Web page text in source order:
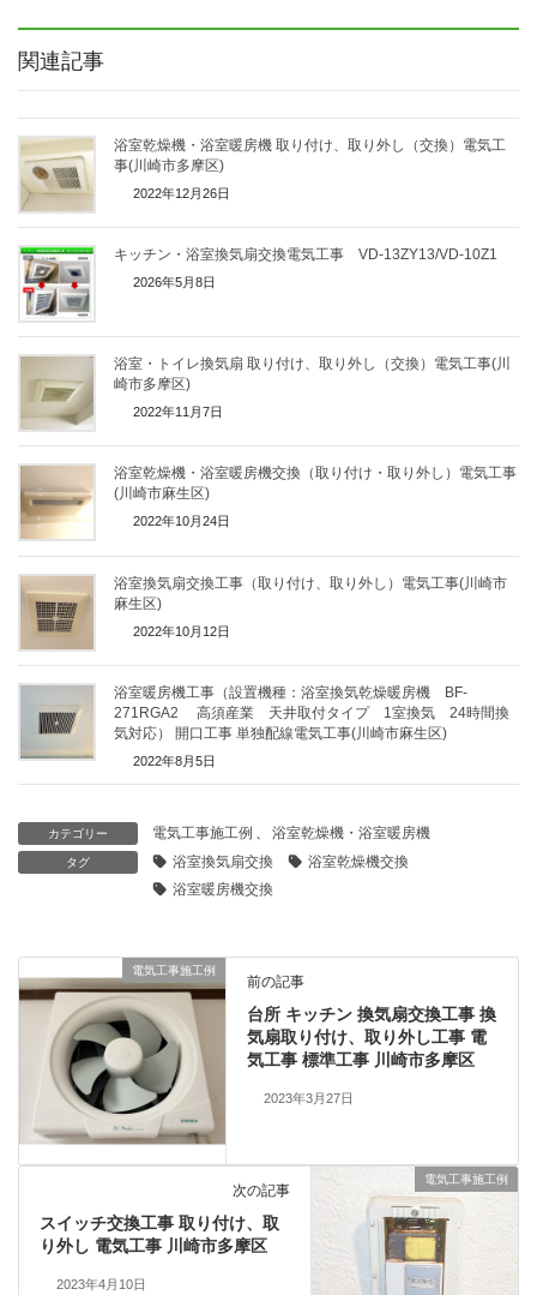
関連記事
浴室乾燥機・浴室暖房機 取り付け、取り外し（交換）電気工
事(川崎市多摩区)
2022年12月26日
キッチン・浴室換気扇交換電気工事 VD-13ZY13/VD-10Z1
2026年5月8日
浴室・トイレ換気扇 取り付け、取り外し（交換）電気工事(川
崎市多摩区)
2022年11月7日
浴室乾燥機・浴室暖房機交換（取り付け・取り外し）電気工事
(川崎市麻生区)
2022年10月24日
浴室換気扇交換工事（取り付け、取り外し）電気工事(川崎市
麻生区)
2022年10月12日
浴室暖房機工事（設置機種：浴室換気乾燥暖房機 BF-
271RGA2 高須産業 天井取付タイプ 1室換気 24時間換
気対応） 開口工事 単独配線電気工事(川崎市麻生区)
2022年8月5日
カテゴリー 電気工事施工例 、 浴室乾燥機・浴室暖房機
タグ 浴室換気扇交換
浴室乾燥機交換
浴室暖房機交換
電気工事施工例
前の記事
台所 キッチン 換気扇交換工事 換
気扇取り付け、取り外し工事 電
気工事 標準工事 川崎市多摩区
2023年3月27日
電気工事施工例
次の記事
スイッチ交換工事 取り付け、取
り外し 電気工事 川崎市多摩区
2023年4月10日